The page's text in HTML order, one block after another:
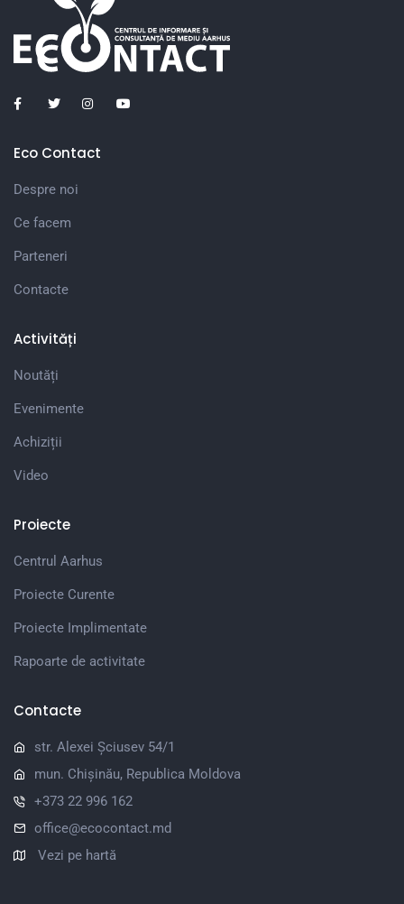
Eco Contact
Despre noi
Ce facem
Parteneri
Contacte
Activități
Noutăți
Evenimente
Achiziții
Video
Proiecte
Centrul Aarhus
Proiecte Curente
Proiecte Implimentate
Rapoarte de activitate
Contacte
str. Alexei Șciusev 54/1
mun. Chișinău, Republica Moldova
+373 22 996 162
office@ecocontact.md
Vezi pe hartă